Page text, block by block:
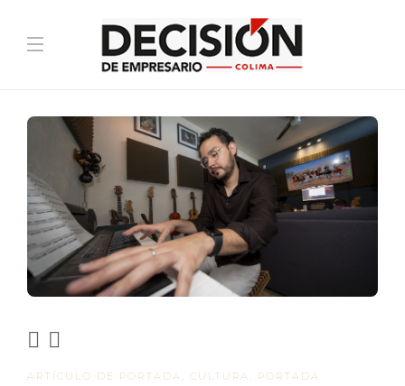
ARTÍCULO DE PORTADA CULTURA PORTADA